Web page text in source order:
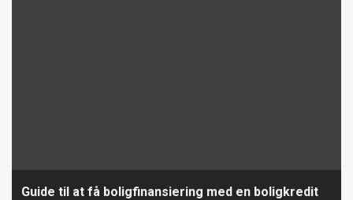
Guide til at få boligfinansiering med en boligkredit